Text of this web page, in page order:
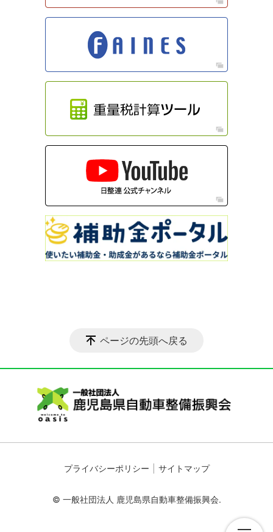
ページの先頭へ戻る
プライバシーポリシー サイトマップ
© 一般社団法人 鹿児島県自動車整備振興会.